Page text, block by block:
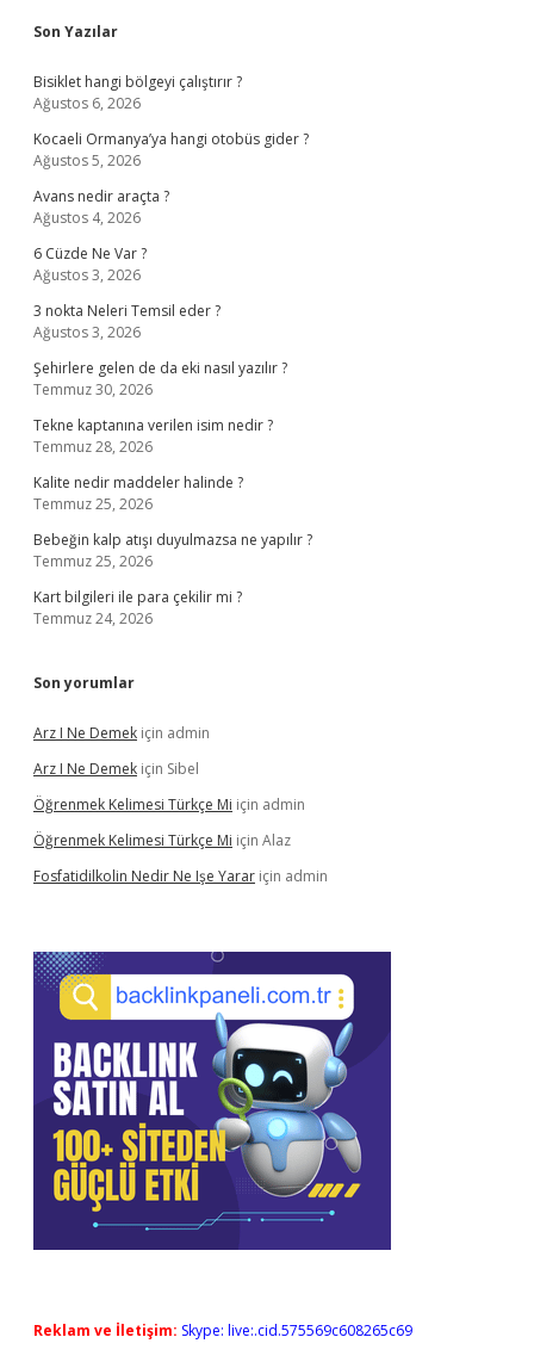
Sidebar
Son Yazılar
Bisiklet hangi bölgeyi çalıştırır ?
Ağustos 6, 2026
Kocaeli Ormanya’ya hangi otobüs gider ?
Ağustos 5, 2026
Avans nedir araçta ?
Ağustos 4, 2026
6 Cüzde Ne Var ?
Ağustos 3, 2026
3 nokta Neleri Temsil eder ?
Ağustos 3, 2026
Şehirlere gelen de da eki nasıl yazılır ?
Temmuz 30, 2026
Tekne kaptanına verilen isim nedir ?
Temmuz 28, 2026
Kalite nedir maddeler halinde ?
Temmuz 25, 2026
Bebeğin kalp atışı duyulmazsa ne yapılır ?
Temmuz 25, 2026
Kart bilgileri ile para çekilir mi ?
Temmuz 24, 2026
Son yorumlar
Arz I Ne Demek için admin
Arz I Ne Demek için Sibel
Öğrenmek Kelimesi Türkçe Mi için admin
Öğrenmek Kelimesi Türkçe Mi için Alaz
Fosfatidilkolin Nedir Ne Işe Yarar için admin
Reklam ve İletişim: Skype: live:.cid.575569c608265c69